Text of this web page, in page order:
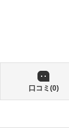
口コミ(0)